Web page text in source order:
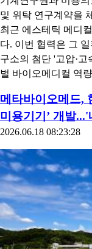
및 위탁 연구계약을
최근 에스테틱 메디
다. 이번 협력은 그
구소의 첨단 '고압·
벌 바이오메디컬 역
메타바이오메드,
미용기기’ 개발
2026.06.18 08:23:28